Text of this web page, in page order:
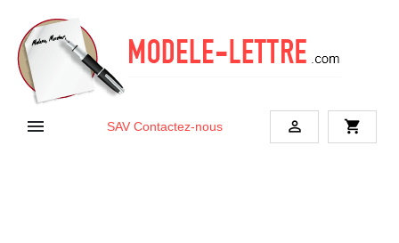
 SAV Contactez-nous  shopping_cart